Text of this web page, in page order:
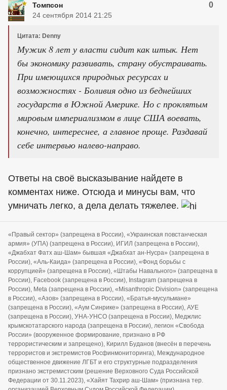
Томпсон 0
24 сентября 2014 21:25
Цитата: Denny
Мужик 8 лет у власти сидит как штык. Нет
бы экономику развивать, страну обустраивать.
При имеющихся природных ресурсах и
возможностях - Боливия одно из беднейших
государств в Южной Америке. Но с проклятым
мировым империализмом в лице США воевать,
конечно, интереснее, а главное проще. Раздавай
себе интервью налево-направо.
Ответы на своё высказывание найдете в
комментах ниже. Отсюда и минусы вам, что
умничать легко, а дела делать тяжелее.
«Правый сектор» (запрещена в России), «Украинская повстанческая
армия» (УПА) (запрещена в России), ИГИЛ (запрещена в России),
«Джабхат Фатх аш-Шам» бывшая «Джабхат ан-Нусра» (запрещена в
России), «Аль-Каида» (запрещена в России), «Фонд борьбы с
коррупцией» (запрещена в России), «Штабы Навального» (запрещена в
России), Facebook (запрещена в России), Instagram (запрещена в
России), Meta (запрещена в России), «Misanthropic Division» (запрещена
в России), «Азов» (запрещена в России), «Братья-мусульмане»
(запрещена в России), «Аум Синрике» (запрещена в России), АУЕ
(запрещена в России), УНА-УНСО (запрещена в России), Меджлис
крымскотатарского народа (запрещена в России), легион «Свобода
России» (вооруженное формирование, признано в РФ
террористическим и запрещено), Кирилл Буданов (внесён в перечень
террористов и экстремистов Росфинмониторинга), Международное
общественное движение ЛГБТ и его структурные подразделения
признано экстремистским (решение Верховного Суда Российской
Федерации от 30.11.2023), «Хайят Тахрир аш-Шам» (признана тер.